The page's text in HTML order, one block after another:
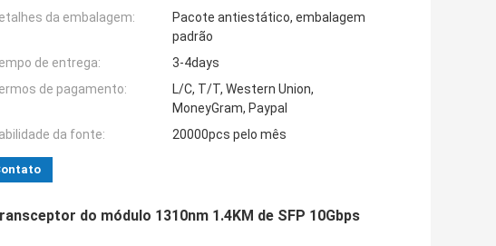
da embalagem:
Pacote antiestático, embalagem
padrão
de entrega:
3-4days
de pagamento:
L/C, T/T, Western Union,
MoneyGram, Paypal
da fonte:
20000pcs pelo mês
do módulo 1310nm 1.4KM de SFP 10Gbps